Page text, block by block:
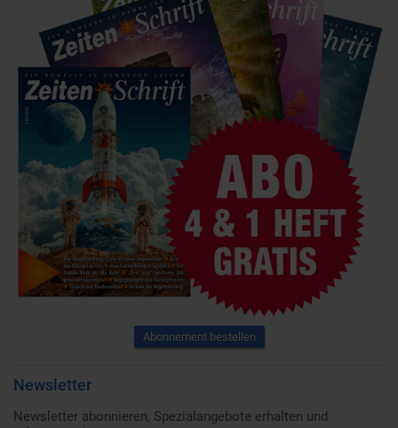
Abonnement bestellen
Newsletter
Newsletter abonnieren, Spezialangebote erhalten und